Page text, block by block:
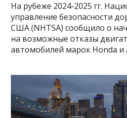
На рубеже 2024-2025 гг.
управление безопасности
США (NHTSA) сообщило о
на возможные отказы
автомобилей марок Honda и